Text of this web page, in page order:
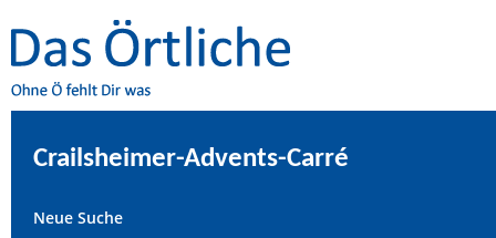
Crailsheimer-Advents-Carré
Neue Suche